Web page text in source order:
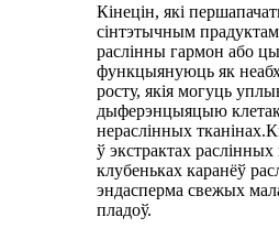
Кінецін, які
сінтэтычным
раслінны гармон або
функцыянуюць як
росту, якія могуць
дыферэнцыяцыю клетак
нераслінных
ў экстрактах
клубеньках каранёў
эндасперма свежых
пладоў.